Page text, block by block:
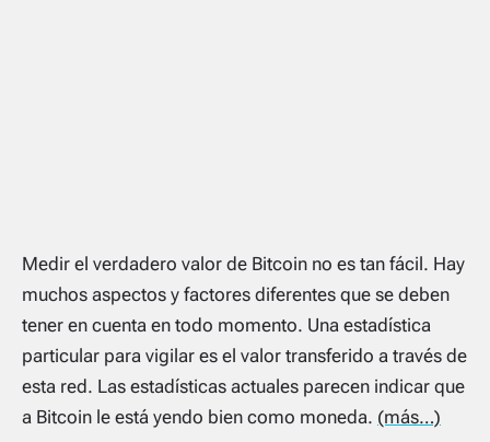
Medir el verdadero valor de Bitcoin no es tan fácil. Hay
muchos aspectos y factores diferentes que se deben
tener en cuenta en todo momento. Una estadística
particular para vigilar es el valor transferido a través de
esta red. Las estadísticas actuales parecen indicar que
a Bitcoin le está yendo bien como moneda. (más…)